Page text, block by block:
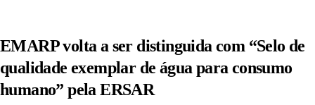
EMARP volta a ser distinguida com “Selo de
qualidade exemplar de água para consumo
humano” pela ERSAR